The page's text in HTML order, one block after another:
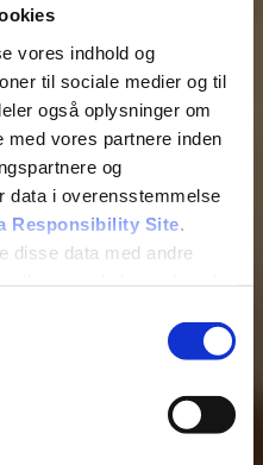
vores indhold og
til sociale medier og til
også oplysninger om
vores partnere inden
og
data i overensstemmelse
Responsibility Site
disse data med andre